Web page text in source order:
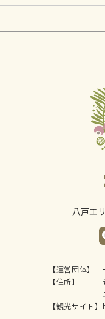
八戸エ
【運営団体】
【住所】
【観光サイト】